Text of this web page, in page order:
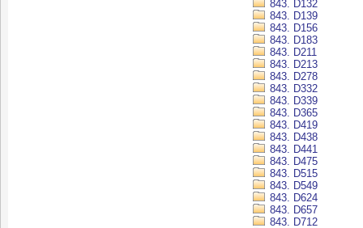
843. D132
843. D139
843. D156
843. D183
843. D211
843. D213
843. D278
843. D332
843. D339
843. D365
843. D419
843. D438
843. D441
843. D475
843. D515
843. D549
843. D624
843. D657
843. D712